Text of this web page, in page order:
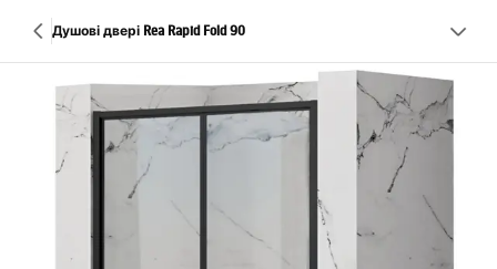
Душові двері Rea Rapid Fold 90